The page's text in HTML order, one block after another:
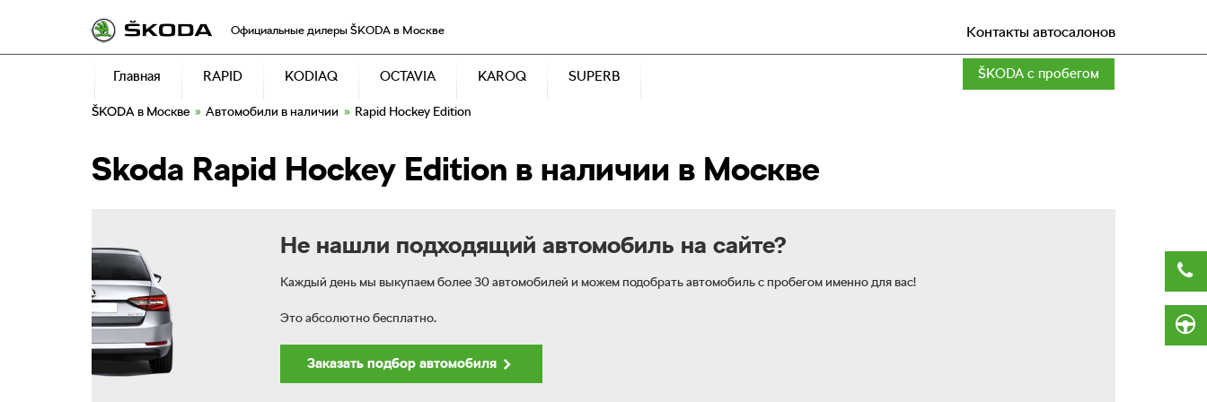
Официальные дилеры SKODA в Москве Контакты автосалонов
Главная RAPID KODIAQ OCTAVIA KAROQ SUPERB SKODA с пробегом
RAPID HOCKEY EDITION
RAPID
KODIAQ SPORTLINE
KODIAQ
OCTAVIA HOCKEY EDITION
OCTAVIA
KAROQ HOCKEY EDITION
KAROQ
SUPERB COMBI
SUPERB
Skoda в Москве » Автомобили в наличии » Rapid Hockey Edition
Skoda Rapid Hockey Edition в наличии в Москве
Не нашли подходящий автомобиль на сайте?
Каждый день мы выкупаем более 30 автомобилей и можем подобрать автомобиль с пробегом именно для вас!
Это абсолютно бесплатно.
Заказать подбор автомобиля